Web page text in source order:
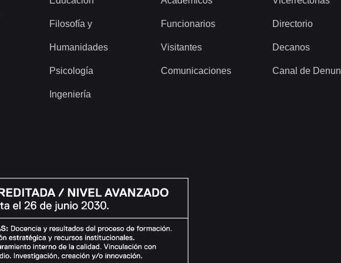
Filosofía y
Humanidades
Psicología
Ingeniería
Funcionarios
Visitantes
Comunicaciones
Directorio
Decanos
Canal de